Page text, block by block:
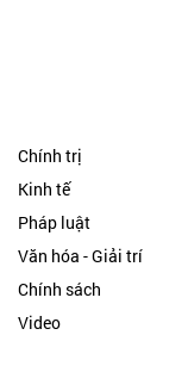
Chính trị
Kinh tế
Pháp luật
Văn hóa - Giải trí
Chính sách
Video